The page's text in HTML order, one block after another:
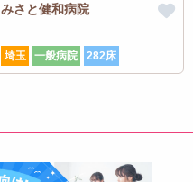
みさと健和病院
埼玉 一般病院 282床